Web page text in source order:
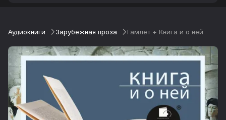
Аудиокниги Зарубежная проза Гамлет + Книга и о ней